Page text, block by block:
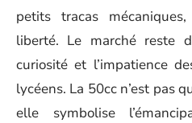
petits tracas
liberté. Le marché reste
curiosité et l’impatience
lycéens. La 50cc n’est pas
elle symbolise